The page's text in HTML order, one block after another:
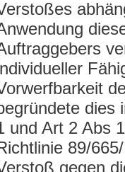
dies
und Art 2 Abs
89/
gegen